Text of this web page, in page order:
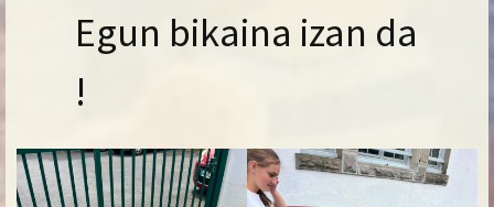
Egun bikaina izan da
!